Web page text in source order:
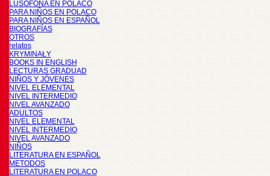
LUSÓFONA EN POLACO
PARA NIÑOS EN POLACO
PARA NIÑOS EN ESPAÑOL
BIOGRAFÍAS
OTROS
relatos
KRYMINAŁY
BOOKS IN ENGLISH
LECTURAS GRADUAD
NIÑOS Y JÓVENES
NIVEL ELEMENTAL
NIVEL INTERMEDIO
NIVEL AVANZADO
ADULTOS
NIVEL ELEMENTAL
NIVEL INTERMEDIO
NIVEL AVANZADO
NIÑOS
LITERATURA EN ESPAÑOL
METODOS
LITERATURA EN POLACO